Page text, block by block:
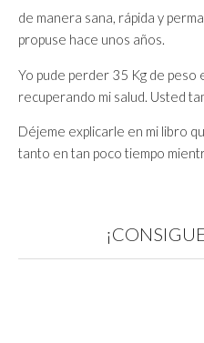
de manera sana, rápida y
propuse hace unos años.
Yo pude perder 35 Kg de peso
recuperando mi salud. Usted
Déjeme explicarle en mi libro
tanto en tan poco tiempo